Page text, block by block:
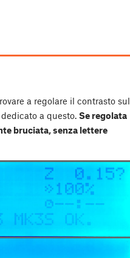
a regolare il contrasto sul
a questo. Se regolata
bruciata, senza lettere